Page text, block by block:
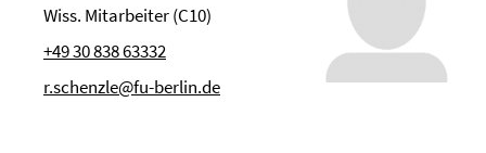
Wiss. Mitarbeiter (C10)
+49 30 838 63332
r.schenzle@fu-berlin.de